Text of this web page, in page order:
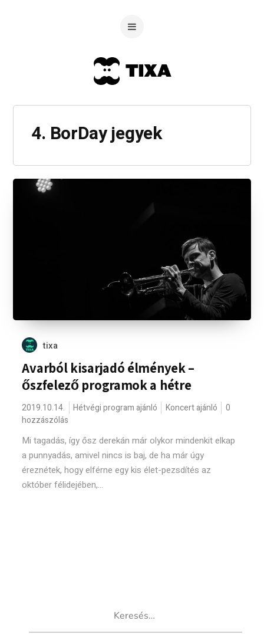
4. BorDay jegyek
tixa
Avarból kisarjadó élmények –
őszfelező programok a hétre
2019.10.14. Hétvégi program ajánló Koncert ajánló
0
hozzászólás
Mi tagadás, így ősz derekán már olykor mindenkit elkap
a punnyadás, amivel nincs is baj, de ha már úgy
éreznétek, hogy elférne egy kis élet-pezsdítés az
október félidejében,...